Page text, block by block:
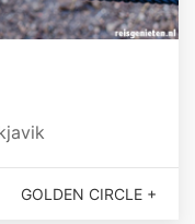
GOLDEN CIRCLE +